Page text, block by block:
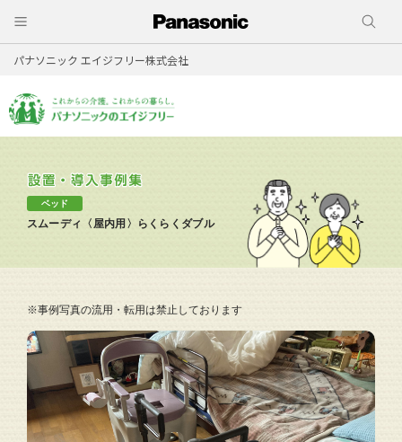
パナソニック エイジフリー株式会社
ベッド
スムーディ〈屋内用〉らくらくダブル
※事例写真の流用・転用は禁止しております